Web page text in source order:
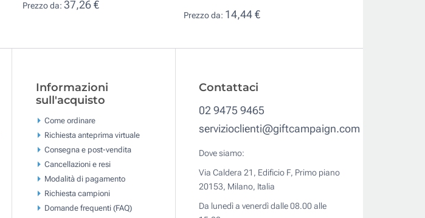
Prezzo da: 37,26 €
Prezzo da: 14,44 €
Informazioni
sull'acquisto
Come ordinare
Richiesta anteprima virtuale
Consegna e post-vendita
Cancellazioni e resi
Modalità di pagamento
Richiesta campioni
Domande frequenti (FAQ)
Contattaci
02 9475 9465
servizioclienti@giftcampaign.com
Dove siamo:
Via Caldera 21, Edificio F, Primo piano
20153, Milano, Italia
Da lunedì a venerdì dalle 08.00 alle